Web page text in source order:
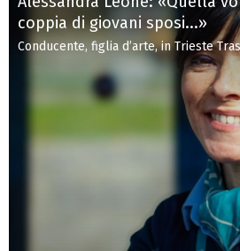
coppia di giovani sposi...»
Conducente, figlia d’arte, in Trieste